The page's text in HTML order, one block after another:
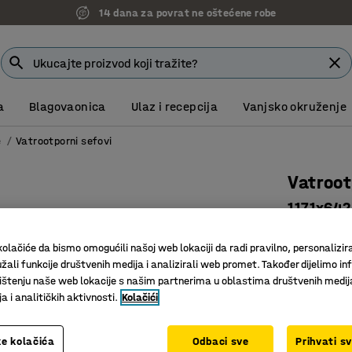
14 dana za povrat ne oštećene robe
Blagovaonica Ulaz i recepcija Vanjsko okruženje
Vatrootporni sefovi
S
da bismo omogućili našoj web lokaciji da radi pravilno,
funkcije društvenih medija i analizirali web promet. Također dijelimo
naše web lokacije s našim partnerima u oblastima društvenih
i analitičkih aktivnosti. Kolačići
kolačića Odbaci sve Prihvati